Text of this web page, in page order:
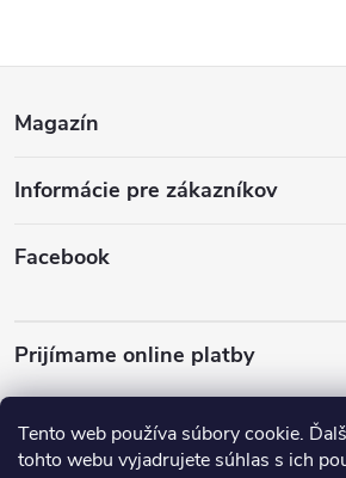
Tento web používa súbory cookie.
tohto webu vyjadrujete súhlas s ich
p
ä
i
e
Magazín
Informácie pre zákazníkov
Facebook
Prijímame online platby